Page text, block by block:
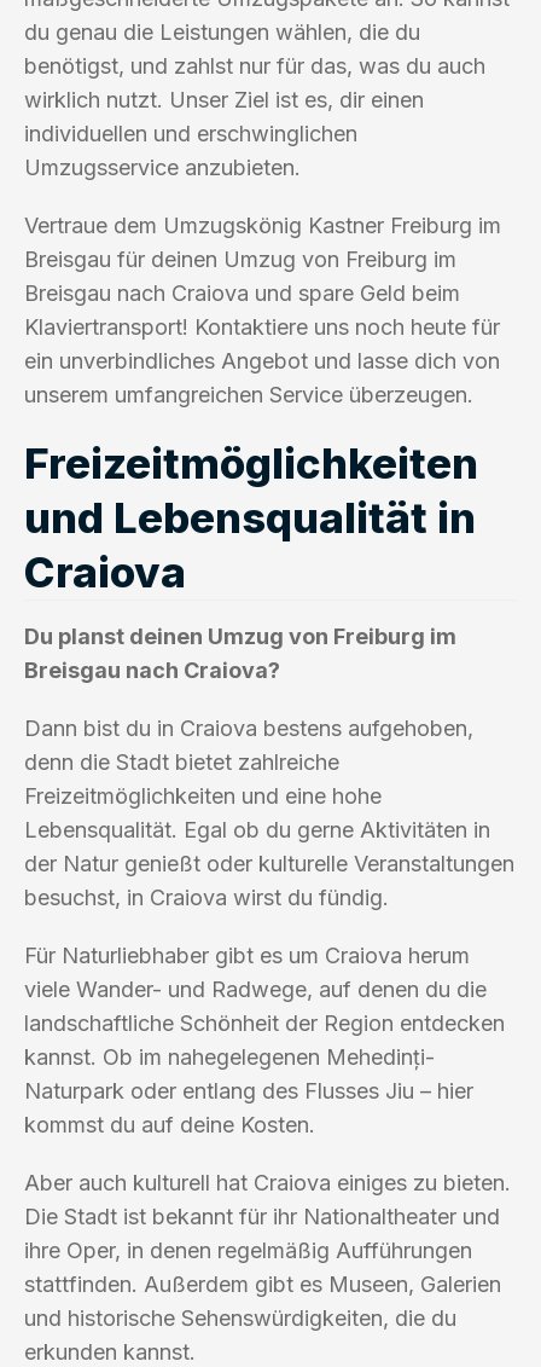
du genau die Leistungen wählen, die du
benötigst, und zahlst nur für das, was du auch
wirklich nutzt. Unser Ziel ist es, dir einen
individuellen und erschwinglichen
Umzugsservice anzubieten.
Vertraue dem Umzugskönig Kastner Freiburg im
Breisgau für deinen Umzug von Freiburg im
Breisgau nach Craiova und spare Geld beim
Klaviertransport! Kontaktiere uns noch heute für
ein unverbindliches Angebot und lasse dich von
unserem umfangreichen Service überzeugen.
Freizeitmöglichkeiten
und Lebensqualität in
Craiova
Du planst deinen Umzug von Freiburg im
Breisgau nach Craiova?
Dann bist du in Craiova bestens aufgehoben,
denn die Stadt bietet zahlreiche
Freizeitmöglichkeiten und eine hohe
Lebensqualität. Egal ob du gerne Aktivitäten in
der Natur genießt oder kulturelle Veranstaltungen
besuchst, in Craiova wirst du fündig.
Für Naturliebhaber gibt es um Craiova herum
viele Wander- und Radwege, auf denen du die
landschaftliche Schönheit der Region entdecken
kannst. Ob im nahegelegenen Mehedinți-
Naturpark oder entlang des Flusses Jiu – hier
kommst du auf deine Kosten.
Aber auch kulturell hat Craiova einiges zu bieten.
Die Stadt ist bekannt für ihr Nationaltheater und
ihre Oper, in denen regelmäßig Aufführungen
stattfinden. Außerdem gibt es Museen, Galerien
und historische Sehenswürdigkeiten, die du
erkunden kannst.